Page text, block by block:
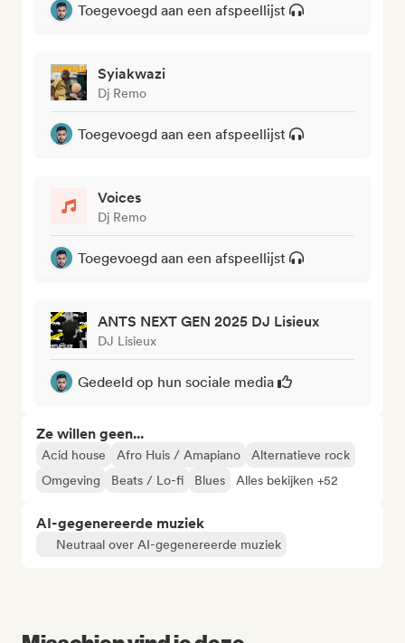
Toegevoegd aan een afspeellijst
Syiakwazi
Dj Remo
Toegevoegd aan een afspeellijst
Voices
Dj Remo
Toegevoegd aan een afspeellijst
ANTS NEXT GEN 2025 DJ Lisieux
DJ Lisieux
Gedeeld op hun sociale media
Ze willen geen...
Acid house Afro Huis / Amapiano
Alternatieve rock
Omgeving
Beats / Lo-fi Blues Alles bekijken +52
AI-gegenereerde muziek
Neutraal over AI-gegenereerde muziek